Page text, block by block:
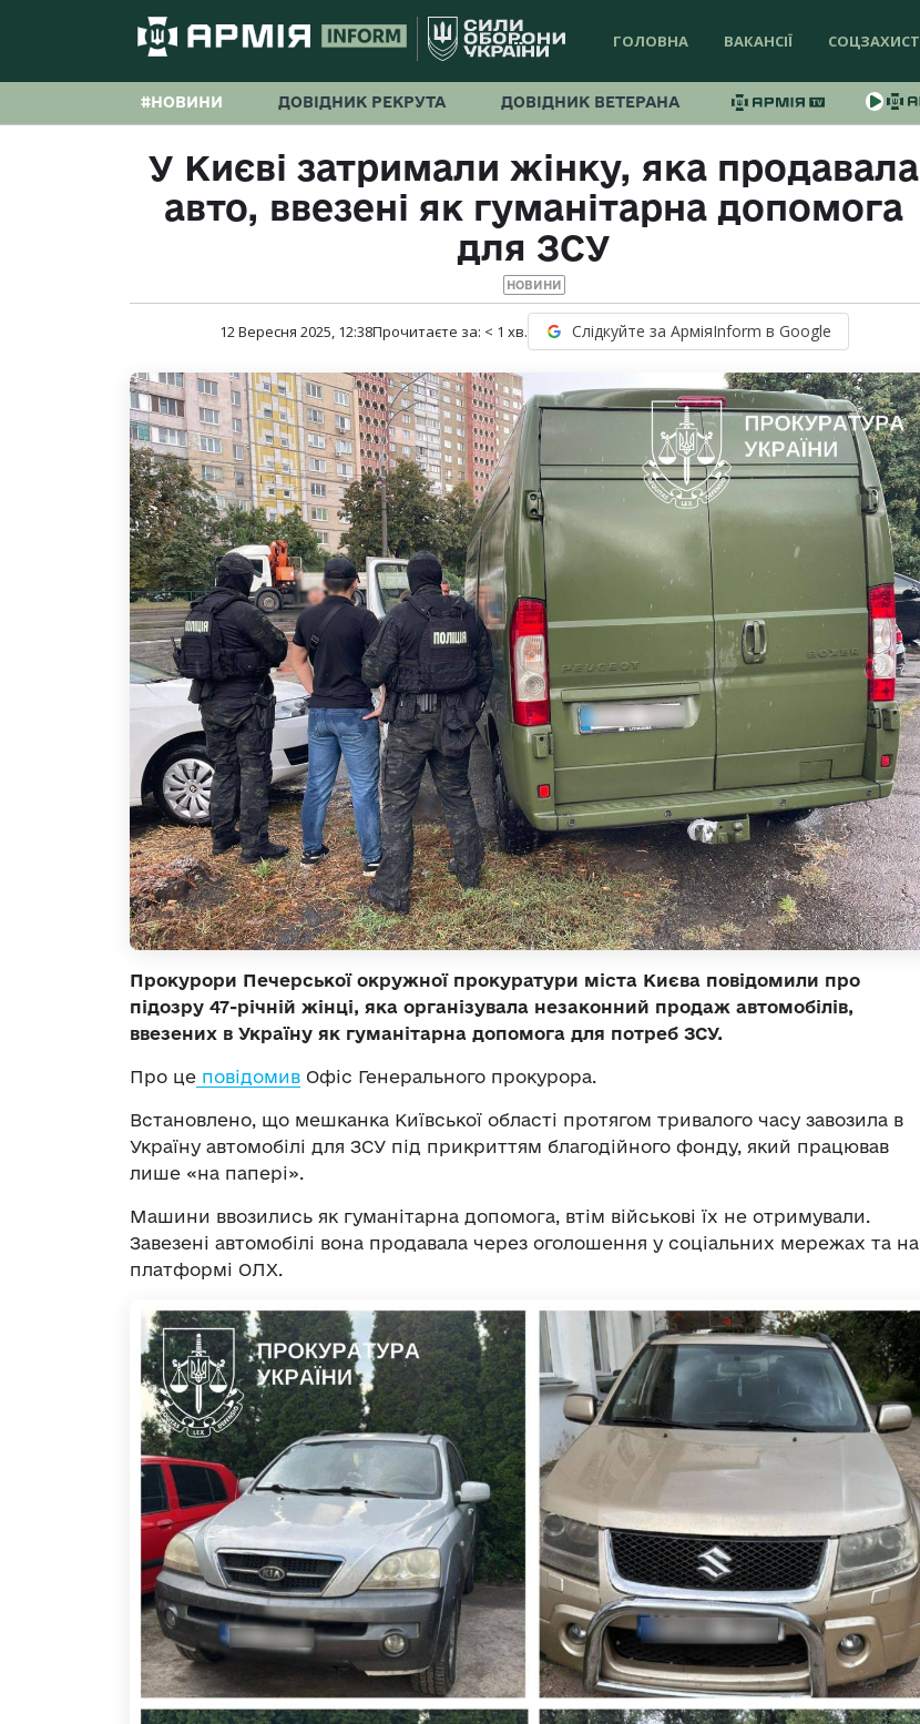
ГОЛОВНА ВАКАНСІЇ СОЦЗАХИСТ
#НОВИНИ ДОВІДНИК РЕКРУТА ДОВІДНИК ВЕТЕРАНА
У Києві затримали жінку, яка продавала
авто, ввезені як гуманітарна допомога
для ЗСУ
НОВИНИ
12 Вересня 2025, 12:38Прочитаєте за: < 1 хв. Слідкуйте за АрміяInform в Google
Прокурори Печерської окружної прокуратури міста Києва повідомили про
підозру 47-річній жінці, яка організувала незаконний продаж автомобілів,
ввезених в Україну як гуманітарна допомога для потреб ЗСУ.
Про це повідомив Офіс Генерального прокурора.
Встановлено, що мешканка Київської області протягом тривалого часу завозила в
Україну автомобілі для ЗСУ під прикриттям благодійного фонду, який працював
лише «на папері».
Машини ввозились як гуманітарна допомога, втім військові їх не отримували.
Завезені автомобілі вона продавала через оголошення у соціальних мережах та на
платформі ОЛХ.